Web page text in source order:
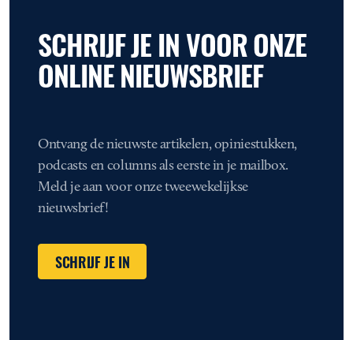
SCHRIJF JE IN VOOR ONZE
ONLINE NIEUWSBRIEF
Ontvang de nieuwste artikelen, opiniestukken,
podcasts en columns als eerste in je mailbox.
Meld je aan voor onze tweewekelijkse
nieuwsbrief!
SCHRIJF JE IN